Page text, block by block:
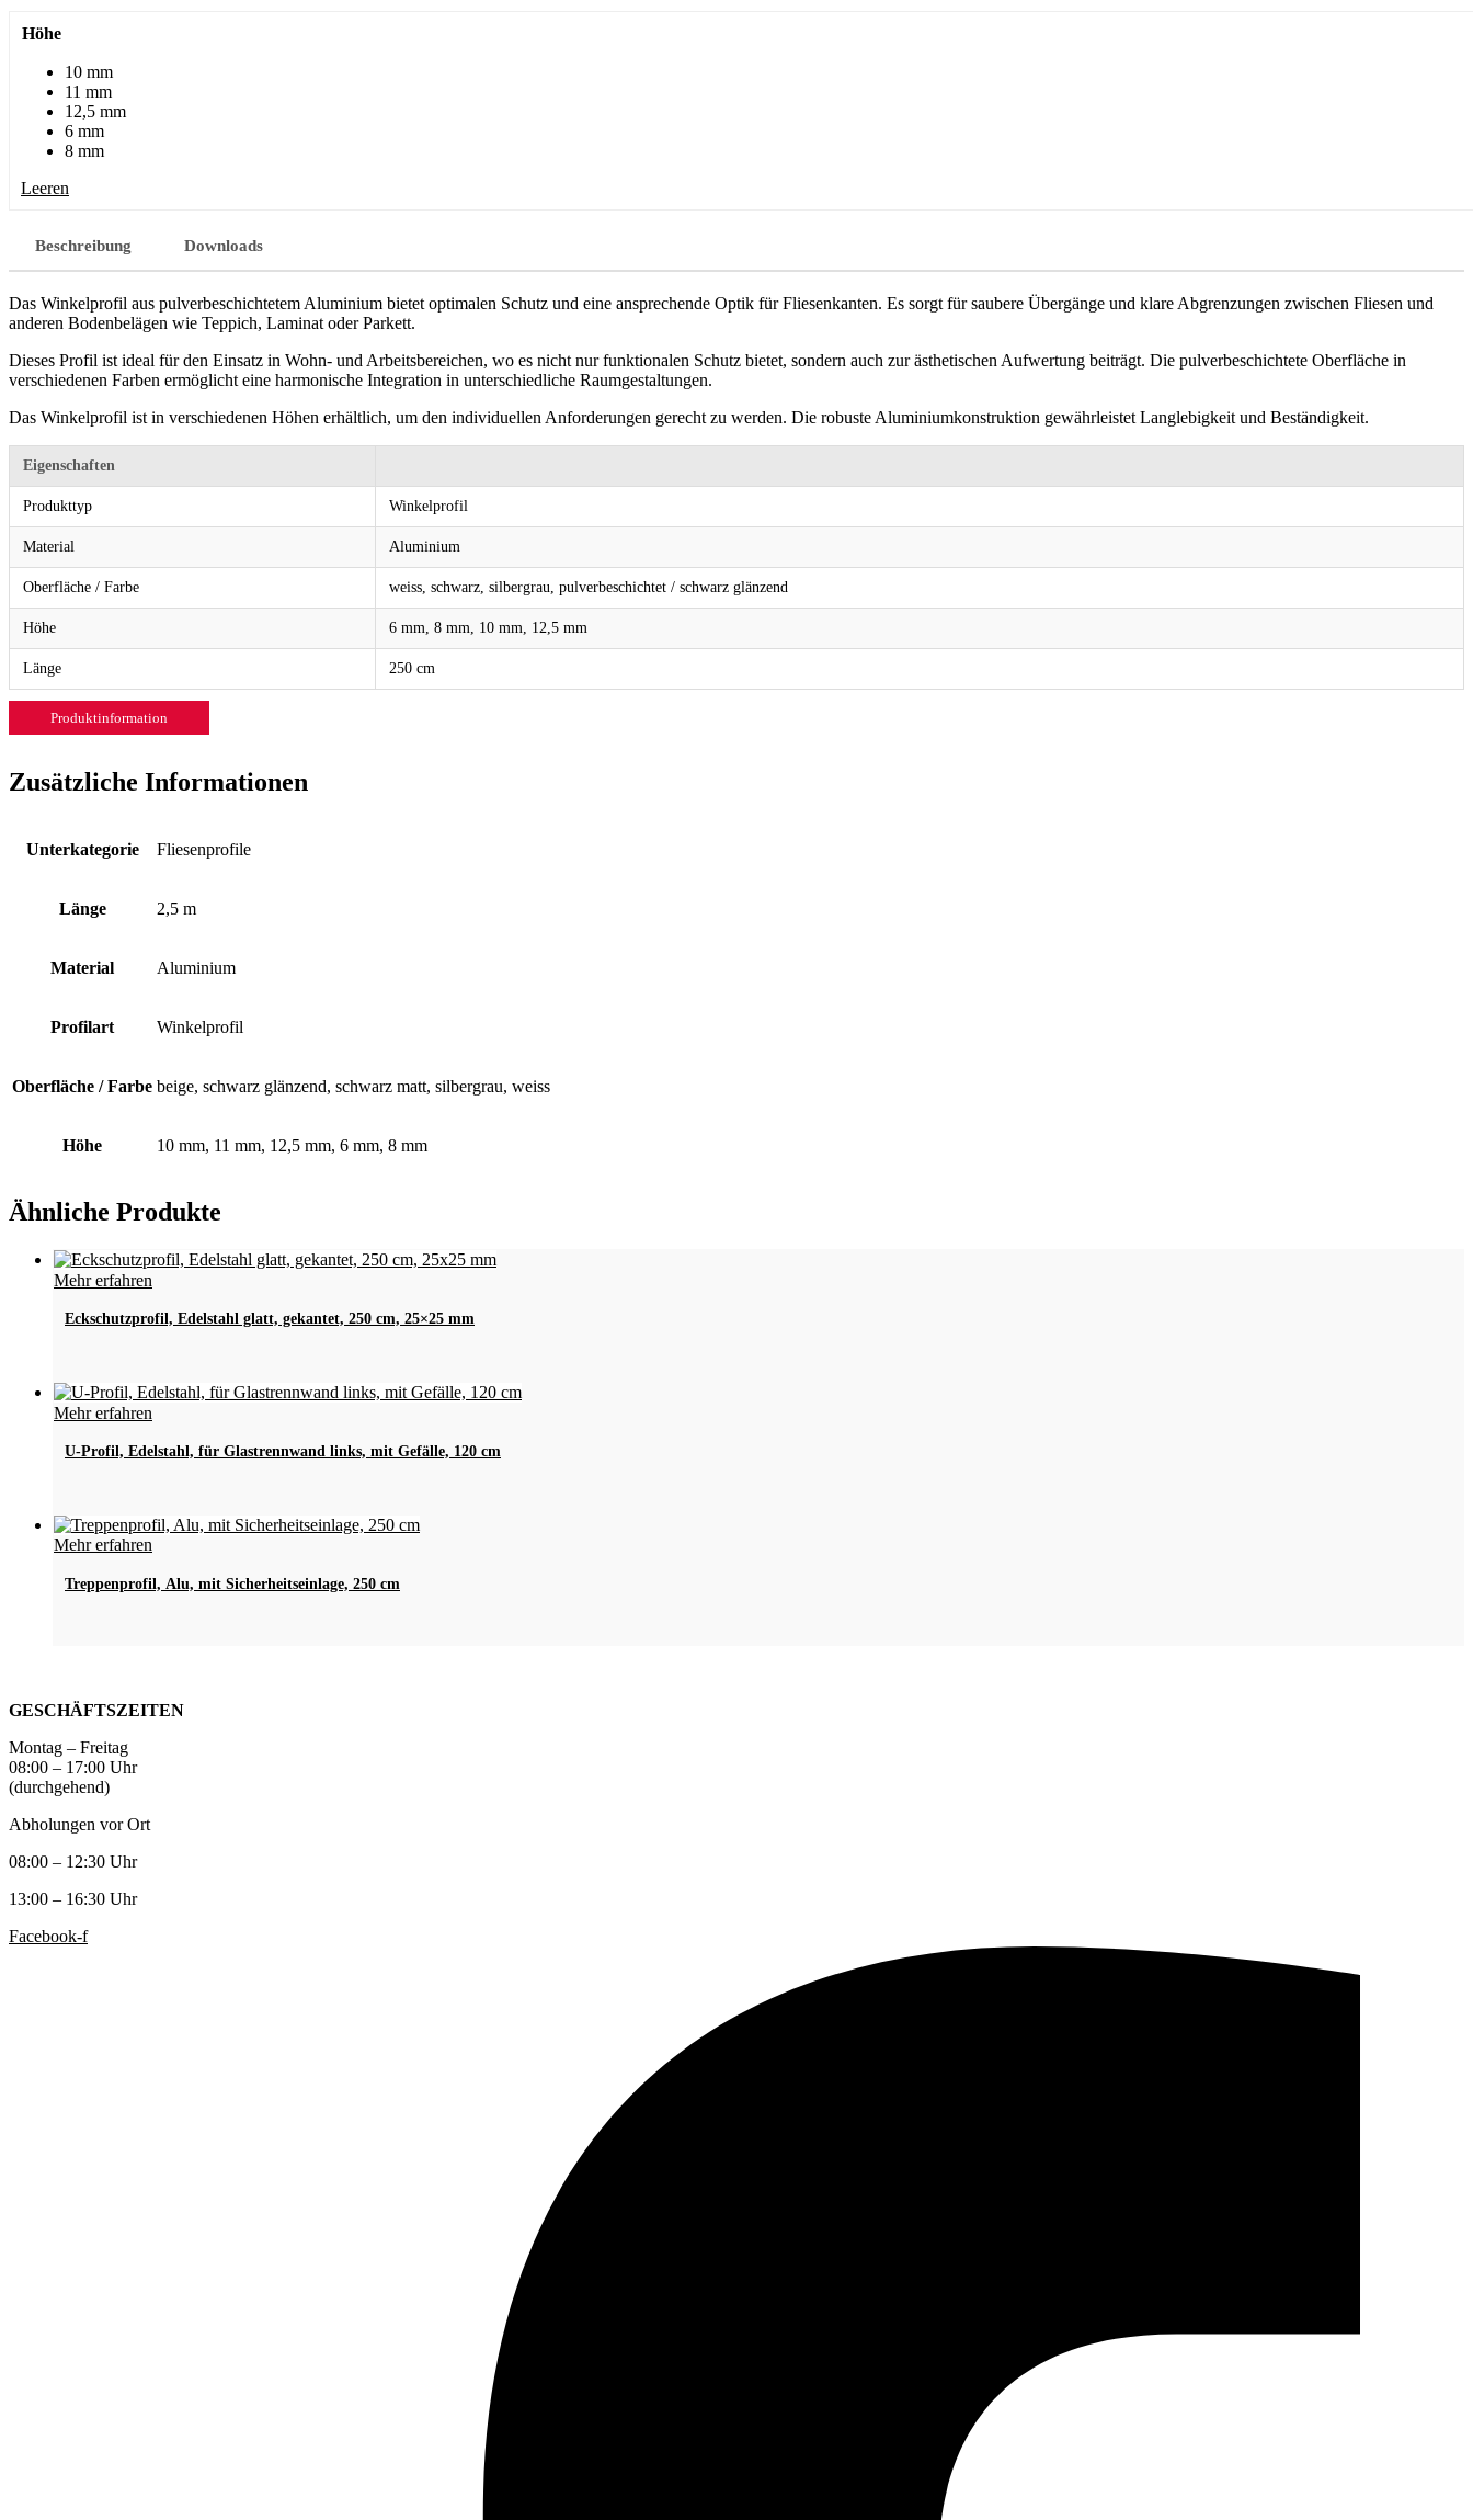
Höhe
10 mm
11 mm
12,5 mm
6 mm
8 mm
Leeren
Beschreibung Downloads
Das Winkelprofil aus pulverbeschichtetem Aluminium bietet optimalen Schutz und eine ansprechende Optik für Fliesenkanten. Es sorgt für saubere Übergänge und klare Abgrenzungen zwischen Fliesen und
anderen Bodenbelägen wie Teppich, Laminat oder Parkett.
Dieses Profil ist ideal für den Einsatz in Wohn- und Arbeitsbereichen, wo es nicht nur funktionalen Schutz bietet, sondern auch zur ästhetischen Aufwertung beiträgt. Die pulverbeschichtete Oberfläche in
verschiedenen Farben ermöglicht eine harmonische Integration in unterschiedliche Raumgestaltungen.
Das Winkelprofil ist in verschiedenen Höhen erhältlich, um den individuellen Anforderungen gerecht zu werden. Die robuste Aluminiumkonstruktion gewährleistet Langlebigkeit und Beständigkeit.
Eigenschaften
Produkttyp Winkelprofil
Material Aluminium
Oberfläche / Farbe weiss, schwarz, silbergrau, pulverbeschichtet / schwarz glänzend
Höhe 6 mm, 8 mm, 10 mm, 12,5 mm
Länge 250 cm
Produktinformation
Zusätzliche Informationen
Unterkategorie Fliesenprofile
Länge 2,5 m
Material Aluminium
Profilart Winkelprofil
Oberfläche / Farbe beige, schwarz glänzend, schwarz matt, silbergrau, weiss
Höhe 10 mm, 11 mm, 12,5 mm, 6 mm, 8 mm
Ähnliche Produkte
Mehr erfahren
Eckschutzprofil, Edelstahl glatt, gekantet, 250 cm, 25×25 mm
Mehr erfahren
U-Profil, Edelstahl, für Glastrennwand links, mit Gefälle, 120 cm
Mehr erfahren
Treppenprofil, Alu, mit Sicherheitseinlage, 250 cm
GESCHÄFTSZEITEN
Montag – Freitag
08:00 – 17:00 Uhr
(durchgehend)
Abholungen vor Ort
08:00 – 12:30 Uhr
13:00 – 16:30 Uhr
Facebook-f